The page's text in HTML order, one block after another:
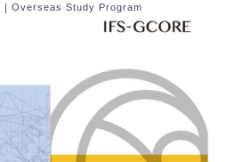
｜ Overseas Study Program